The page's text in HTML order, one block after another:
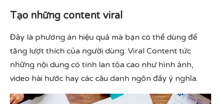
Tạo những content viral
Đây là phương án hiệu quả mà bạn có thể dùng để
tăng lượt thích của người dùng. Viral Content tức
những nội dung có tính lan tỏa cao như hình ảnh,
video hài hước hay các câu danh ngôn đầy ý nghĩa.